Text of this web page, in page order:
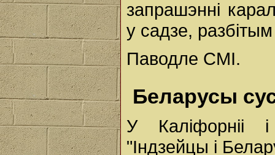
запрашэнні
у садзе,
Паводле СМІ.
Беларусы
У Каліфорніі
"Індзейцы і